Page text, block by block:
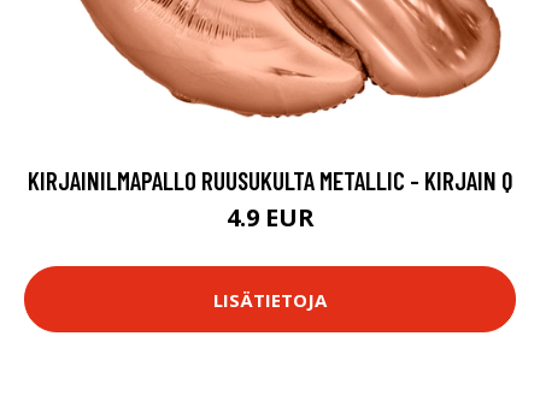
KIRJAINILMAPALLO RUUSUKULTA METALLIC - KIRJAIN Q
4.9 EUR
LISÄTIETOJA